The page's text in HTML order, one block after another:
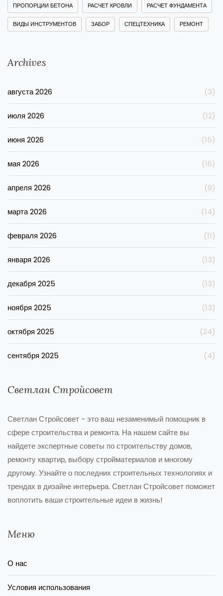
ПРОПОРЦИИ БЕТОНА РАСЧЕТ КРОВЛИ РАСЧЕТ ФУНДАМЕНТА
ВИДЫ ИНСТРУМЕНТОВ ЗАБОР СПЕЦТЕХНИКА РЕМОНТ
Archives
августа 2026 (3)
июля 2026 (12)
июня 2026 (15)
мая 2026 (16)
апреля 2026 (9)
марта 2026 (14)
февраля 2026 (11)
января 2026 (13)
декабря 2025 (13)
ноября 2025 (13)
октября 2025 (24)
сентября 2025 (4)
Светлан Стройсовет
Светлан Стройсовет - это ваш незаменимый помощник в
сфере строительства и ремонта. На нашем сайте вы
найдете экспертные советы по строительству домов,
ремонту квартир, выбору стройматериалов и многому
другому. Узнайте о последних строительных технологиях и
трендах в дизайне интерьера. Светлан Стройсовет поможет
воплотить ваши строительные идеи в жизнь!
Меню
О нас
Условия использования